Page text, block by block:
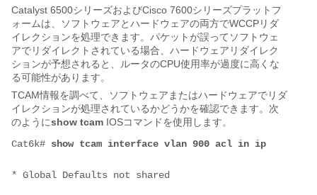
Catalyst 6500シリーズおよびCisco 7600シリーズプラットフ
ォームは、ソフトウェアとハードウェアの両方でWCCPリダ
イレクションを処理できます。パケットが誤ってソフトウェ
アでリダイレクトされている場合、ハードウェアリダイレク
ションが予想されると、ルータのCPU使用率が過度に高くな
る可能性があります。
TCAM情報を調べて、ソフトウェアまたはハードウェアでリダ
イレクションが処理されているかどうかを確認できます。次
のようにshow tcam IOSコマンドを使用します。
Cat6k# show tcam interface vlan 900 acl in ip
* Global Defaults not shared